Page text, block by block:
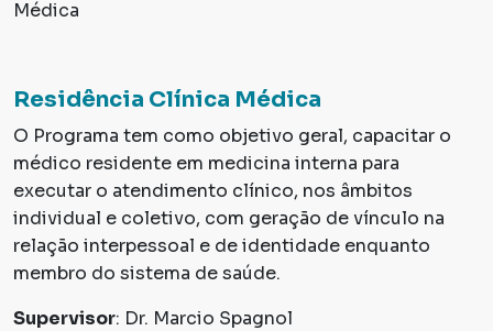
Médica
Residência Clínica Médica
O Programa tem como objetivo geral, capacitar o
médico residente em medicina interna para
executar o atendimento clínico, nos âmbitos
individual e coletivo, com geração de vínculo na
relação interpessoal e de identidade enquanto
membro do sistema de saúde.
Supervisor: Dr. Marcio Spagnol